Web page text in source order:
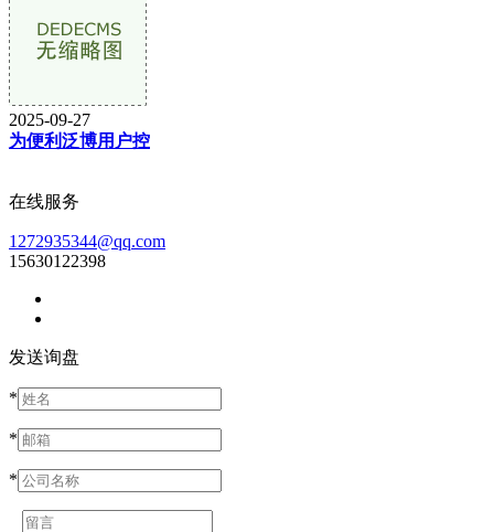
2025-09-27
为便利泛博用户控
在线服务
1272935344@qq.com
15630122398
发送询盘
*
*
*